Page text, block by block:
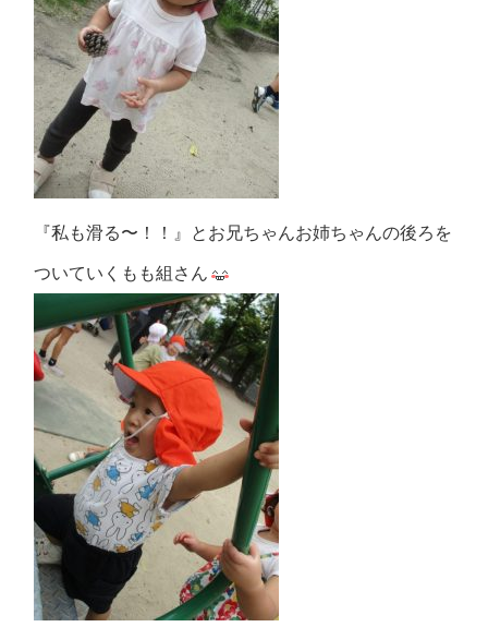
『私も滑る〜！！』とお兄ちゃんお姉ちゃんの後ろを
ついていくもも組さん